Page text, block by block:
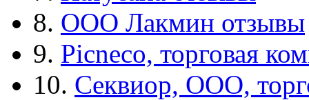
8. ООО Лакмин отзывы
9. Picneco, торговая
10. Секвиор, ООО,